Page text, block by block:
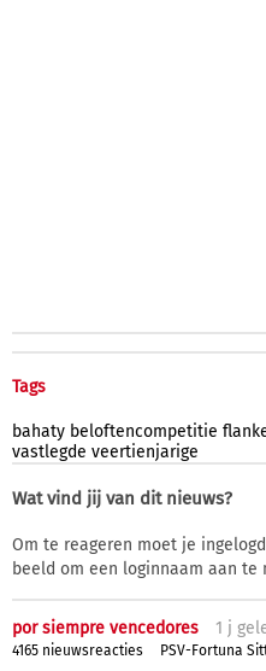
Tags
bahaty beloftencompetitie
vastlegde veertienjarige
Wat vind jij van dit nieuws?
Om te reageren moet je
beeld om een loginnaam aan te
por siempre vencedores 1 j
4165 nieuwsreacties PSV-Fortuna